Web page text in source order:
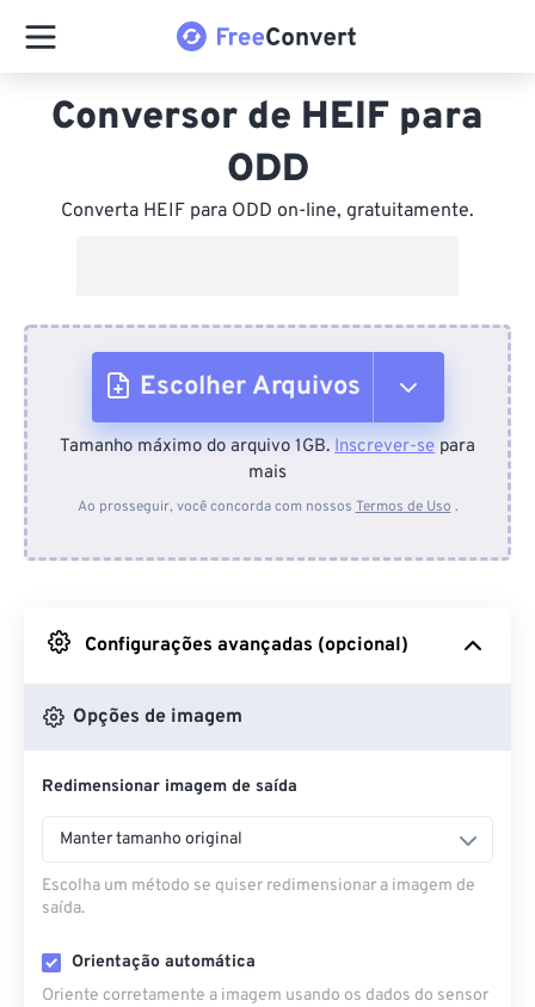
Conversor de HEIF para
ODD
Converta HEIF para ODD on-line, gratuitamente.
Escolher Arquivos
Do dispositivo
Do Google Drive
Do OneDrive
Da URL
Tamanho máximo do arquivo 1GB. Inscrever-se para
mais
Ao prosseguir, você concorda com nossos Termos de Uso .
Configurações avançadas (opcional)
Opções de imagem
Redimensionar imagem de saída
Manter tamanho original
Escolha um método se quiser redimensionar a imagem de
saída.
Orientação automática
Oriente corretamente a imagem usando os dados do sensor